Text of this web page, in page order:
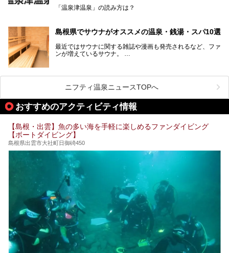
宿泊をせずとも、気軽に源泉のお湯をつかった温泉と、美味
を経て現在のスタイルに辿り着いているのです。
「温泉津温泉」の読み方は？
か？
島根県でサウナがオススメの温泉・銭湯・スパ10選
最近ではサウナに関する雑誌や漫画も発売されるなど、ファ
ンが増えているサウナ。
しかしサウナは一口にサウナと言っても、ドライサウナ、ス
チームサウナ、塩サウナなどが存在し、施設によって様々な
今回はそんな今話題のサウナが楽しめる、島根県内にあるオ
ススメ温泉・銭湯・スパを10件まとめてご紹介します。
ニフティ温泉ニュースTOPへ
おすすめのアクティビティ情報
【島根・出雲】魚の多い海を手軽に楽しめるファンダイビング
【ボートダイビング】
島根県出雲市大社町日御碕450